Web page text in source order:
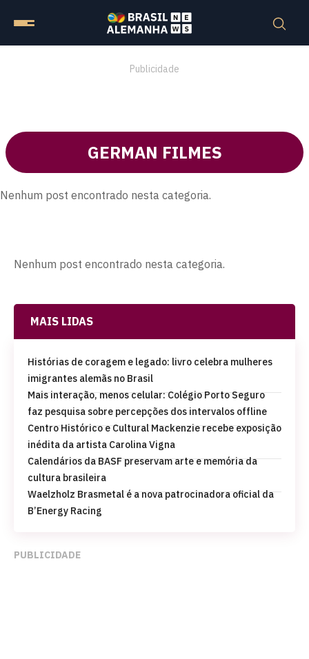
Publicidade
GERMAN FILMES
Nenhum post encontrado nesta categoria.
Nenhum post encontrado nesta categoria.
MAIS LIDAS
Histórias de coragem e legado: livro celebra mulheres
imigrantes alemãs no Brasil
Mais interação, menos celular: Colégio Porto Seguro
faz pesquisa sobre percepções dos intervalos offline
Centro Histórico e Cultural Mackenzie recebe exposição
inédita da artista Carolina Vigna
Calendários da BASF preservam arte e memória da
cultura brasileira
Waelzholz Brasmetal é a nova patrocinadora oficial da
B’Energy Racing
PUBLICIDADE